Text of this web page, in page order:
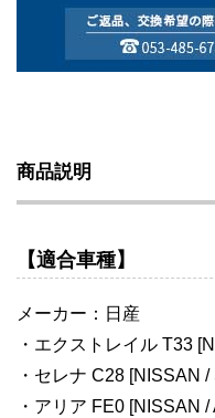
商品説明
【適合車種】
メーカー：日産
・エクストレイル T33
・セレナ C28 [NISSAN
・アリア FE0 [NISSAN